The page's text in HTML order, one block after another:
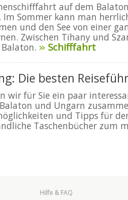
auf dem
Sommer kann man
und den See von einer
Zwischen Tihany und
Schifffahrt
Die besten
wir für Sie ein paar
und Ungarn
und Tipps für
Taschenbücher zum
Hilfe & FAQ